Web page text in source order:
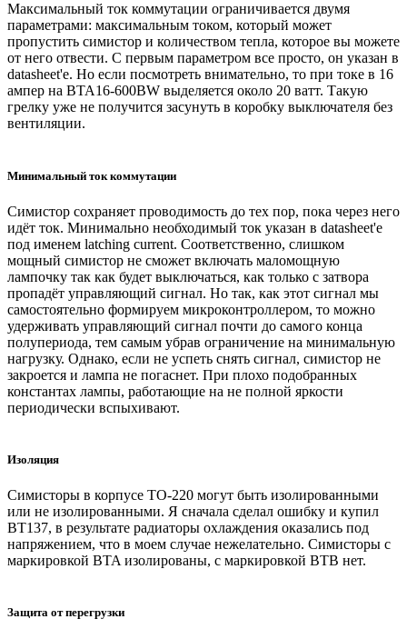
Максимальный ток коммутации ограничивается двумя
параметрами: максимальным током, который может
пропустить симистор и количеством тепла, которое вы можете
от него отвести. С первым параметром все просто, он указан в
datasheet'е. Но если посмотреть внимательно, то при токе в 16
ампер на BTA16-600BW выделяется около 20 ватт. Такую
грелку уже не получится засунуть в коробку выключателя без
вентиляции.
Минимальный ток коммутации
Симистор сохраняет проводимость до тех пор, пока через него
идёт ток. Минимально необходимый ток указан в datasheet'е
под именем latching current. Соответственно, слишком
мощный симистор не сможет включать маломощную
лампочку так как будет выключаться, как только с затвора
пропадёт управляющий сигнал. Но так, как этот сигнал мы
самостоятельно формируем микроконтроллером, то можно
удерживать управляющий сигнал почти до самого конца
полупериода, тем самым убрав ограничение на минимальную
нагрузку. Однако, если не успеть снять сигнал, симистор не
закроется и лампа не погаснет. При плохо подобранных
константах лампы, работающие на не полной яркости
периодически вспыхивают.
Изоляция
Симисторы в корпусе TO-220 могут быть изолированными
или не изолированными. Я сначала сделал ошибку и купил
BT137, в результате радиаторы охлаждения оказались под
напряжением, что в моем случае нежелательно. Симисторы с
маркировкой BTA изолированы, с маркировкой BTB нет.
Защита от перегрузки